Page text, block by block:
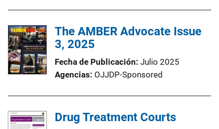
The AMBER Advocate Issue
3, 2025
Fecha de Publicación Julio 2025
Agencias OJJDP-Sponsored
Drug Treatment Courts